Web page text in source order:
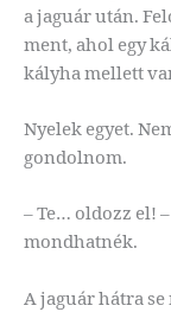
a jaguár után.
ment, ahol egy
kályha mellett
Nyelek egyet.
gondolnom.
– Te… oldozz el!
mondhatnék.
A jaguár hátra